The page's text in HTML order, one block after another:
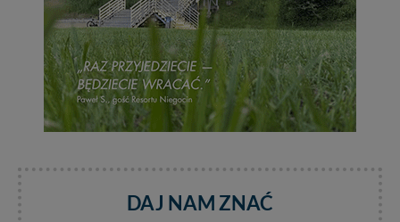
DAJ NAM ZNAĆ
W każdej chwili możesz: zażądać dostępu do swoich
danych, zażądać ich poprawienia lub usunięcia,
zabronić ich przetwarzania. Pamiętaj jednak, że nie
zawsze jest możliwe techniczne zrealizowanie Twoich
praw w odniesieniu do informacji zawartych w plikach
cookies. Twoja przeglądarka umożliwia Ci skasowanie
tych plików - w pewnych przypadkach nie możemy tego